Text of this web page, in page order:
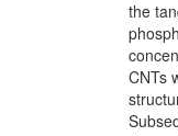
the
CNTs